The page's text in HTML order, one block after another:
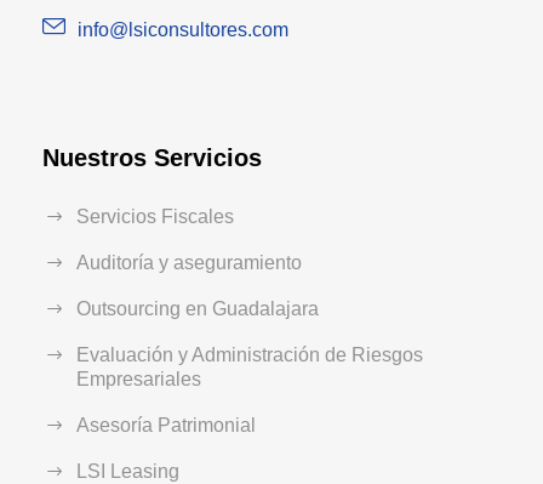
info@lsiconsultores.com
Nuestros Servicios
Servicios Fiscales
Auditoría y aseguramiento
Outsourcing en Guadalajara
Evaluación y Administración de Riesgos
Empresariales
Asesoría Patrimonial
LSI Leasing